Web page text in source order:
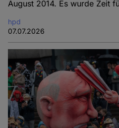
August 2014. Es wurde Zeit
hpd
07.07.2026